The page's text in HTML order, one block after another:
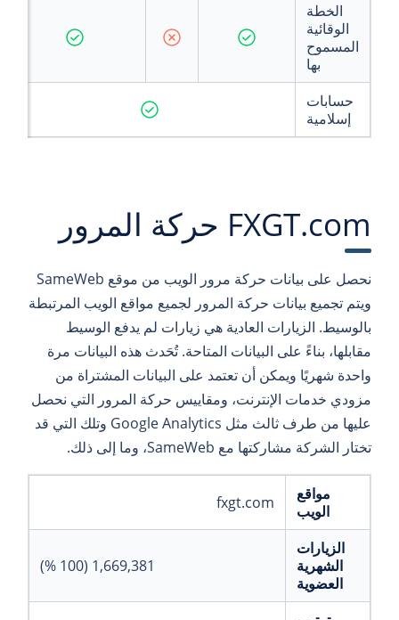
الخطة
الوقائية
المسموح
بها
حسابات
إسلامية
FXGT.com حركة المرور
نحصل على بيانات حركة مرور الويب من موقع SameWeb
ويتم تجميع بيانات حركة المرور لجميع مواقع الويب المرتبطة
بالوسيط. الزيارات العادية هي زيارات لم يدفع الوسيط
مقابلها، بناءً على البيانات المتاحة. تُحَدث هذه البيانات مرة
واحدة شهريًا ويمكن أن تعتمد على البيانات المشتراة من
مزودي خدمات الإنترنت، ومقاييس حركة المرور التي نحصل
عليها من طرف ثالث مثل Google Analytics وتلك التي قد
تختار الشركة مشاركتها مع SameWeb، وما إلى ذلك.
مواقع
الويب
fxgt.com
الزيارات
الشهرية
العضوية
1,669,381 (100 %)